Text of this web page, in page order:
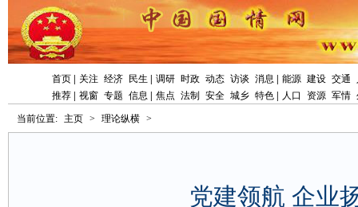
首页 关注 经济 民生 调研 时政 动态 访谈 消息 能源 建设 交通
推荐
视窗 专题 信息 焦点 法制 安全 城乡 特色 人口 资源 军情
当前位置: 主页 > 理论纵横 >
党建领航企业